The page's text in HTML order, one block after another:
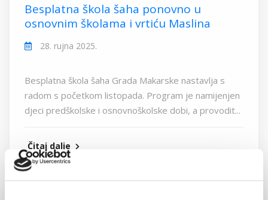
Besplatna škola šaha ponovno u
osnovnim školama i vrtiću Maslina
28. rujna 2025.
Besplatna škola šaha Grada Makarske nastavlja s
radom s početkom listopada. Program je namijenjen
djeci predškolske i osnovnoškolske dobi, a provodit...
Čitaj dalje